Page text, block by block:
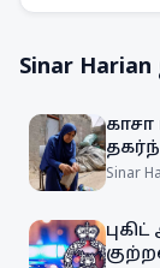
Sinar Harian
Sinar